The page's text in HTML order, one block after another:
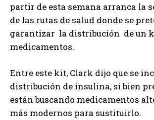
partir de esta semana arranca la
de las rutas de salud donde se
garantizar la distribución de un
medicamentos.
Entre este kit, Clark dijo que se
distribución de insulina, si bien
están buscando medicamentos
más modernos para sustituirlo.